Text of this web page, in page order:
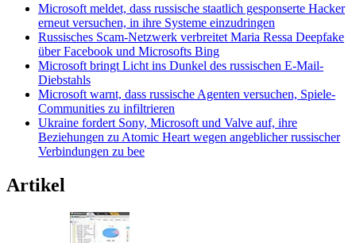
Microsoft meldet, dass russische staatlich gesponserte Hacker
erneut versuchen, in ihre Systeme einzudringen
Russisches Scam-Netzwerk verbreitet Maria Ressa Deepfake
über Facebook und Microsofts Bing
Microsoft bringt Licht ins Dunkel des russischen E-Mail-
Diebstahls
Microsoft warnt, dass russische Agenten versuchen, Spiele-
Communities zu infiltrieren
Ukraine fordert Sony, Microsoft und Valve auf, ihre
Beziehungen zu Atomic Heart wegen angeblicher russischer
Verbindungen zu bee
Artikel